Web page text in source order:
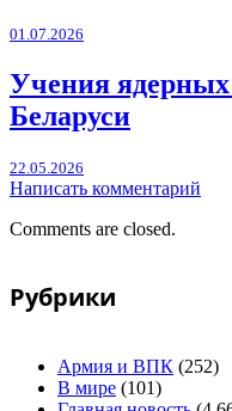
01.07.2026
Учения
Беларуси
22.05.2026
Написать комментарий
Comments are closed.
Рубрики
Армия и ВПК (252)
В мире (101)